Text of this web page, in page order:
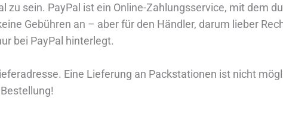
zu sein. PayPal ist ein Online-Zahlungsservice, mit dem
Gebühren an – aber für den Händler, darum lieber
bei PayPal hinterlegt.
Eine Lieferung an Packstationen ist nicht